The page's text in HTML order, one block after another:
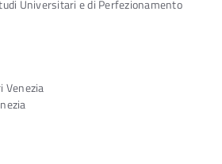
Universitari e di Perfezionamento
Venezia